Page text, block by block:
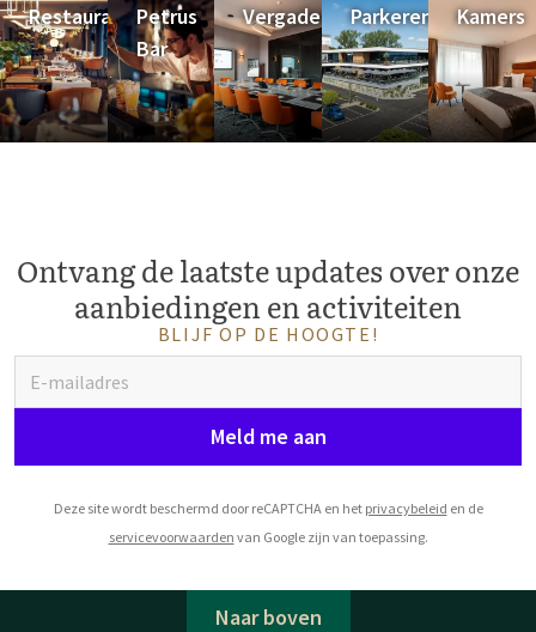
Restaurant Petrus
Bar
Vergaderruimtes
Parkeren Kamers
Ontvang de laatste updates over onze
aanbiedingen en activiteiten
BLIJF OP DE HOOGTE!
Meld me aan
Deze site wordt beschermd door reCAPTCHA en het privacybeleid en de
servicevoorwaarden van Google zijn van toepassing.
Naar boven